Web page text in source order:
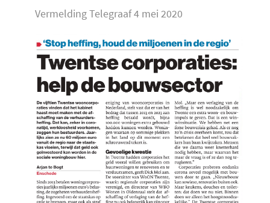
Vermelding Telegraaf 4 mei 2020